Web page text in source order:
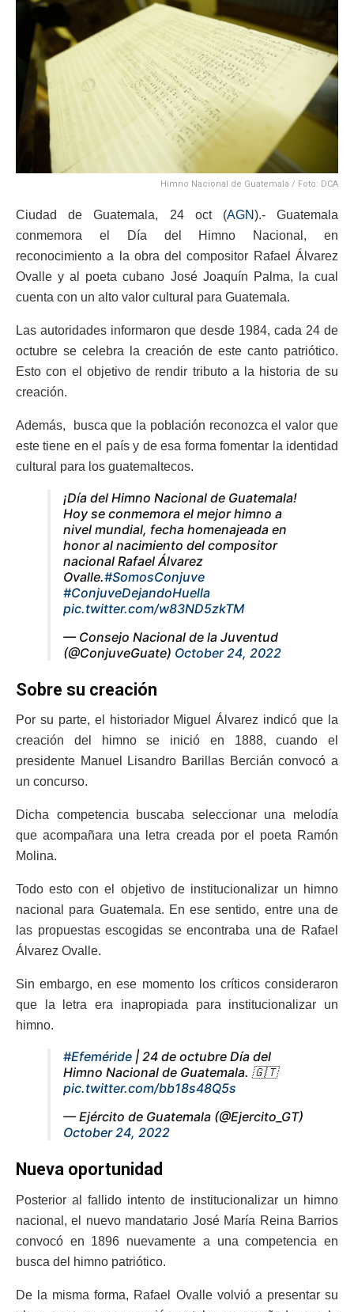
Himno Nacional de Guatemala / Foto: DCA
Ciudad de Guatemala, 24 oct (AGN).- Guatemala
conmemora el Día del Himno Nacional, en
reconocimiento a la obra del compositor Rafael Álvarez
Ovalle y al poeta cubano José Joaquín Palma, la cual
cuenta con un alto valor cultural para Guatemala.
Las autoridades informaron que desde 1984, cada 24 de
octubre se celebra la creación de este canto patriótico.
Esto con el objetivo de rendir tributo a la historia de su
creación.
Además, busca que la población reconozca el valor que
este tiene en el país y de esa forma fomentar la identidad
cultural para los guatemaltecos.
¡Día del Himno Nacional de Guatemala!
Hoy se conmemora el mejor himno a
nivel mundial, fecha homenajeada en
honor al nacimiento del compositor
nacional Rafael Álvarez
Ovalle.#SomosConjuve
#ConjuveDejandoHuella
pic.twitter.com/w83ND5zkTM
— Consejo Nacional de la Juventud
(@ConjuveGuate) October 24, 2022
Sobre su creación
Por su parte, el historiador Miguel Álvarez indicó que la
creación del himno se inició en 1888, cuando el
presidente Manuel Lisandro Barillas Bercián convocó a
un concurso.
Dicha competencia buscaba seleccionar una melodía
que acompañara una letra creada por el poeta Ramón
Molina.
Todo esto con el objetivo de institucionalizar un himno
nacional para Guatemala. En ese sentido, entre una de
las propuestas escogidas se encontraba una de Rafael
Álvarez Ovalle.
Sin embargo, en ese momento los críticos consideraron
que la letra era inapropiada para institucionalizar un
himno.
#Efeméride | 24 de octubre Día del
Himno Nacional de Guatemala. 🇬🇹
pic.twitter.com/bb18s48Q5s
— Ejército de Guatemala (@Ejercito_GT)
October 24, 2022
Nueva oportunidad
Posterior al fallido intento de institucionalizar un himno
nacional, el nuevo mandatario José María Reina Barrios
convocó en 1896 nuevamente a una competencia en
busca del himno patriótico.
De la misma forma, Rafael Ovalle volvió a presentar su